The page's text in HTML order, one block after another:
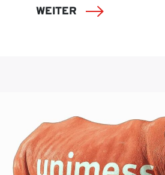
WEITER